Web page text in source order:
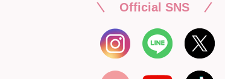
Official SNS